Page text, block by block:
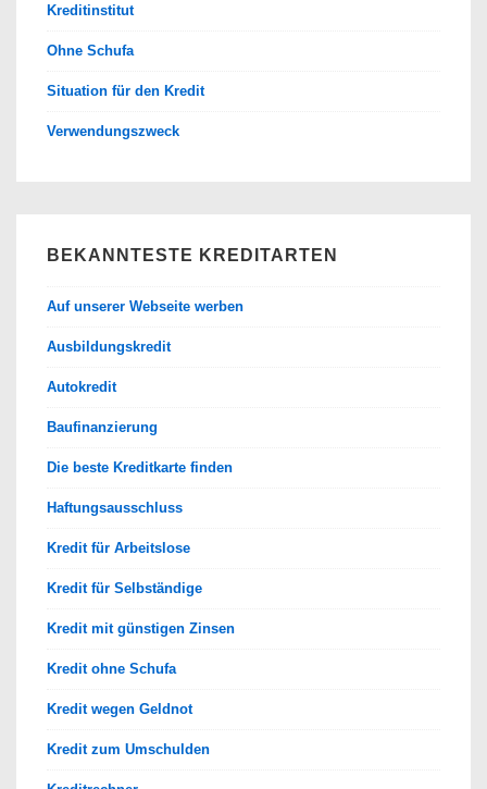
Kreditinstitut
Ohne Schufa
Situation für den Kredit
Verwendungszweck
BEKANNTESTE KREDITARTEN
Auf unserer Webseite werben
Ausbildungskredit
Autokredit
Baufinanzierung
Die beste Kreditkarte finden
Haftungsausschluss
Kredit für Arbeitslose
Kredit für Selbständige
Kredit mit günstigen Zinsen
Kredit ohne Schufa
Kredit wegen Geldnot
Kredit zum Umschulden